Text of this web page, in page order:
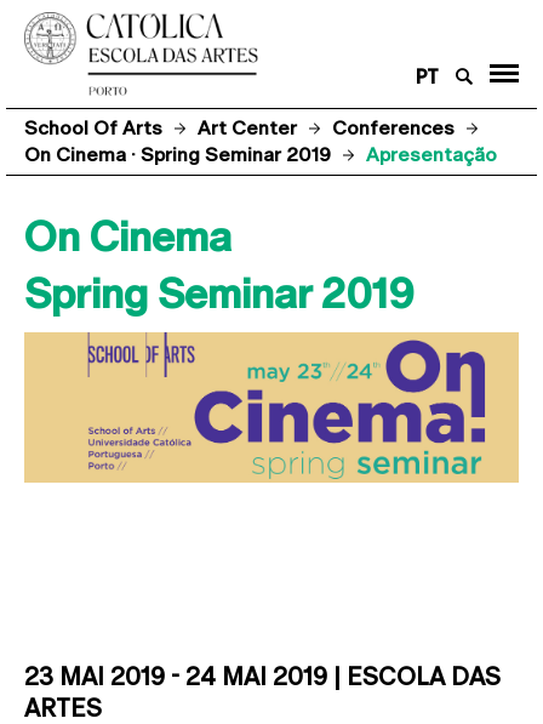
PT
School Of Arts Art Center
Conferences
On Cinema · Spring Seminar 2019
Apresentação
On Cinema
Spring Seminar 2019
23 MAI 2019 - 24 MAI 2019 | ESCOLA DAS
ARTES